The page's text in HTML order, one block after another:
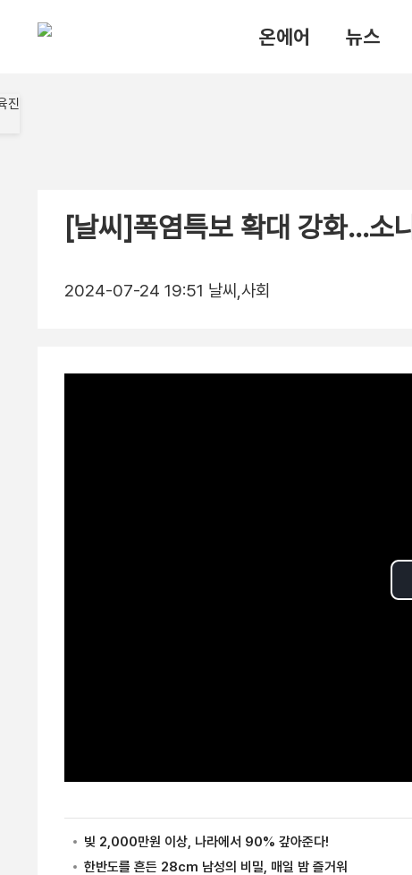
온에어 뉴스
[날씨]폭염특보 확대 강화…
2024-07-24 19:51 날씨,사회